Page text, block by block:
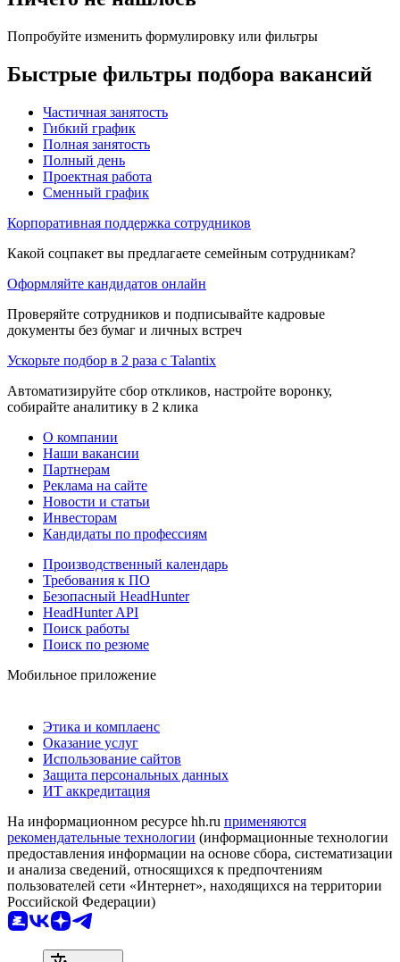
Попробуйте изменить формулировку или фильтры
Быстрые фильтры подбора вакансий
Частичная занятость
Гибкий график
Полная занятость
Полный день
Проектная работа
Сменный график
Корпоративная поддержка сотрудников
Какой соцпакет вы предлагаете семейным сотрудникам?
Оформляйте кандидатов онлайн
Проверяйте сотрудников и подписывайте кадровые
документы без бумаг и личных встреч
Ускорьте подбор в 2 раза с Talantix
Автоматизируйте сбор откликов, настройте воронку,
собирайте аналитику в 2 клика
О компании
Наши вакансии
Партнерам
Реклама на сайте
Новости и статьи
Инвесторам
Кандидаты по профессиям
Производственный календарь
Требования к ПО
Безопасный HeadHunter
HeadHunter API
Поиск работы
Поиск по резюме
Мобильное приложение
Этика и комплаенс
Оказание услуг
Использование сайтов
Защита персональных данных
ИТ аккредитация
На информационном ресурсе hh.ru применяются
рекомендательные технологии (информационные технологии
предоставления информации на основе сбора, систематизации
и анализа сведений, относящихся к предпочтениям
пользователей сети «Интернет», находящихся на территории
Российской Федерации)